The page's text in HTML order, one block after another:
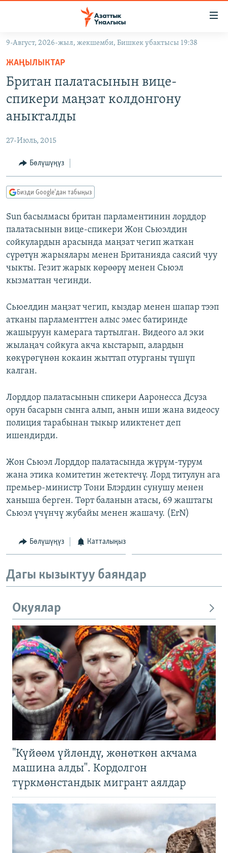
Навигацияга
өтүңүз
Издөөгө
салыңыз
МАДАНИЯТ
ДҮЙНӨ
УКРАИНА
ТВ ПРОГРАММАЛАР
БҮГҮН АЗАТТЫКТА
ДАНИСТЕ
ЭЖЕ-СИҢДИЛЕР
АЗАТТЫК+
ЫҢГАЙСЫЗ СУРООЛОР
ПОДКАСТ
Русский
ОНЛАЙН ШЕРИНЕ
ЭЕ/АРнун бардык сайттары
9-Август, 2026-жыл, жекшемби, Бишкек убактысы 19:38
ЖАҢЫЛЫКТАР
Британ палатасынын вице-
спикери маңзат колдонгону
аныкталды
27-Июль, 2015
Бөлүшүңүз
Бизди Google'дан табыңыз
Sun басылмасы британ парламентинин лорддор
палатасынын вице-спикери Жон Сьюэлдин
сойкулардын арасында маңзат чегип жаткан
сүрөтүн жарыялары менен Британияда саясий чуу
чыкты. Гезит жарык көрөөрү менен Сьюэл
кызматтан чегинди.
Сьюелдин маңзат чегип, кыздар менен шапар тээп
атканы парламенттен алыс эмес батиринде
жашыруун камерага тартылган. Видеого ал эки
жылаңач сойкуга акча кыстарып, алардын
көкүрөгүнөн кокаин жыттап отурганы түшүп
калган.
Лорддор палатасынын спикери Ааронесса Дсуза
орун басарын сынга алып, анын иши жана видеосу
полиция тарабынан тыкыр иликтенет деп
ишендирди.
Жон Сьюэл Лорддор палатасында жүрүм-турум
жана этика комитетин жетектечү. Лорд титулун ага
премьер-министр Тони Блэрдин сунушу менен
ханыша берген. Төрт баланын атасы, 69 жаштагы
Сьюэл үчүнчү жубайы менен жашачу. (ErN)
Бөлүшүңүз Катталыңыз
Дагы кызыктуу баяндар
Окуялар
"Күйөөм үйлөндү, жөнөткөн акчама
машина алды". Кордолгон
түркмөнстандык мигрант аялдар